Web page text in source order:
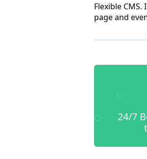
Flexible
page and
24/7